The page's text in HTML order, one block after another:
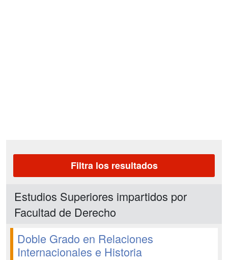
Filtra los resultados
Estudios Superiores impartidos por
Facultad de Derecho
Doble Grado en Relaciones
Internacionales e Historia